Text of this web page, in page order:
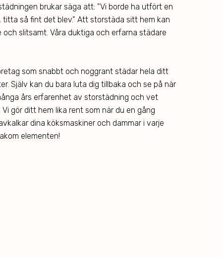
brukar säga att: ”Vi borde ha utfört en
så fint det blev.” Att storstäda sitt hem kan
slitsamt. Våra duktiga och erfarna städare
som snabbt och noggrant städar hela ditt
Själv kan du bara luta dig tillbaka och se på när
års erfarenhet av storstädning och vet
gör ditt hem lika rent som när du en gång
dina köksmaskiner och dammar i varje
elementen!